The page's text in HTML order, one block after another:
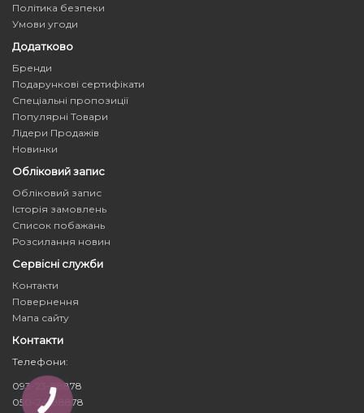
Політика безпеки
Умови угоди
Додатково
Бренди
Подарункові сертифікати
Спеціальні пропозиції
Популярні Товари
Лідери Продажів
Новинки
Обліковий запис
Обліковий запис
Історія замовлень
Список побажань
Розсилання новин
Сервісні служби
Контакти
Повернення
Мапа сайту
Контакти
Телефони:
093-23-88878
050-24-88878